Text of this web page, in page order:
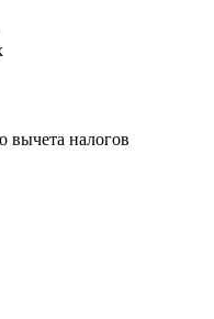
вычета налогов